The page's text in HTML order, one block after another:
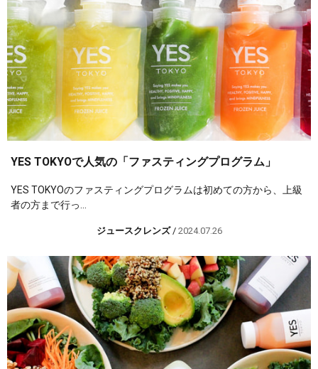
YES TOKYOで人気の「ファスティングプログラム」
YES TOKYOのファスティングプログラムは初めての方から、上級
者の方まで行っ...
ジュースクレンズ/ 2024.07.26